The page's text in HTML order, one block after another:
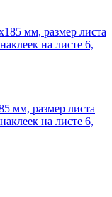
мм, размер листа
на листе 6,